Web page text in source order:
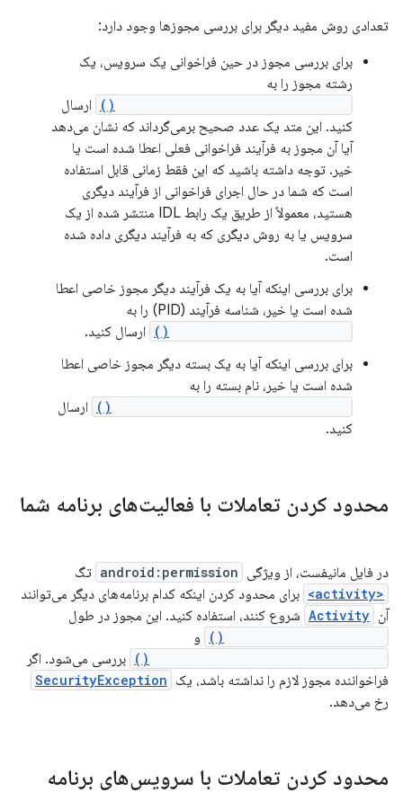
تعدادی روش مفید دیگر برای بررسی مجوزها وجود دارد:
برای بررسی مجوز در حین فراخوانی یک سرویس، یک
رشته مجوز را به
ارسال
کنید. این متد یک عدد صحیح برمی‌گرداند که نشان می‌دهد
آیا آن مجوز به فرآیند فراخوانی فعلی اعطا شده است یا
خیر. توجه داشته باشید که این فقط زمانی قابل استفاده
است که شما در حال اجرای فراخوانی از فرآیند دیگری
هستید، معمولاً از طریق یک رابط IDL منتشر شده از یک
سرویس یا به روش دیگری که به فرآیند دیگری داده شده
است.
برای بررسی اینکه آیا به یک فرآیند دیگر مجوز خاصی اعطا
شده است یا خیر، شناسه فرآیند (PID) را به
ارسال کنید.
برای بررسی اینکه آیا به یک بسته دیگر مجوز خاصی اعطا
شده است یا خیر، نام بسته را به
ارسال
کنید.
محدود کردن تعاملات با فعالیت‌های برنامه شما
در فایل مانیفست، از ویژگی android:permission تگ
<activity>
برای محدود کردن اینکه کدام برنامه‌های دیگر می‌توانند
آن Activity شروع کنند، استفاده کنید. این مجوز در طول
و
بررسی می‌شود. اگر
فراخواننده مجوز لازم را نداشته باشد، یک SecurityException
رخ می‌دهد.
محدود کردن تعاملات با سرویس‌های برنامه